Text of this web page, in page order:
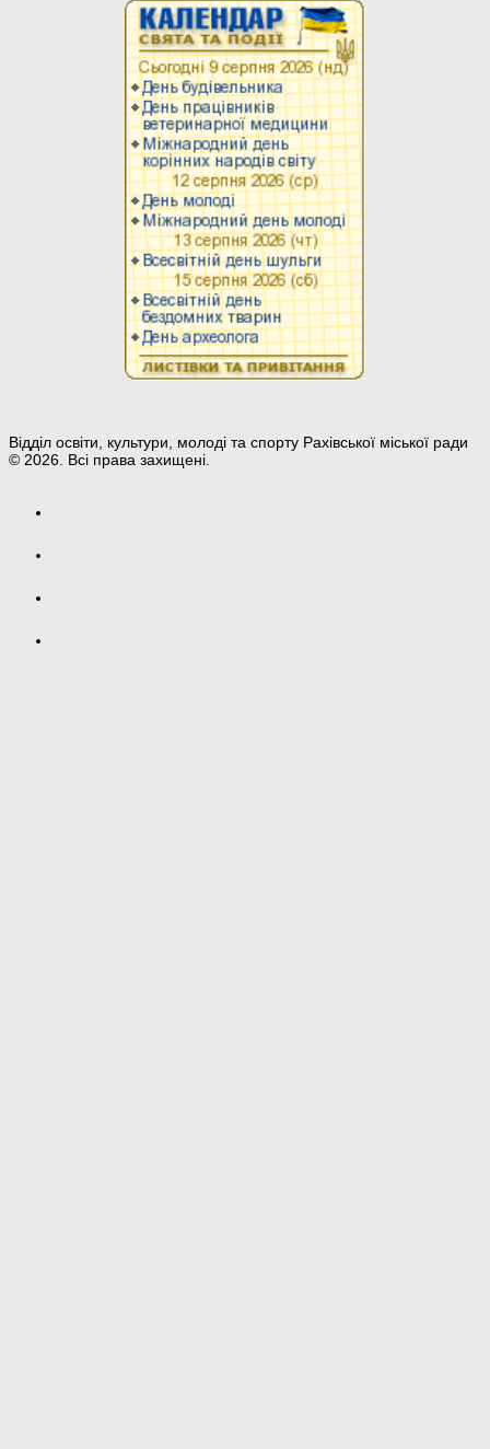
Відділ освіти, культури, молоді та спорту Рахівської міської ради
© 2026. Всі права захищені.